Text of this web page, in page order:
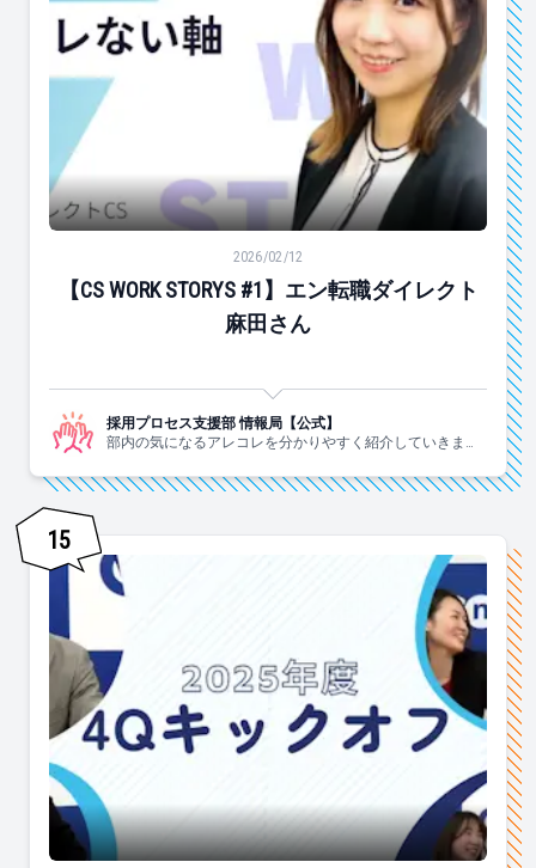
2026/02/12
【CS WORK STORYS #1】エン転職ダイレクト
麻田さん
採用プロセス支援部 情報局【公式】
部内の気になるアレコレを分かりやすく紹介していきま
15